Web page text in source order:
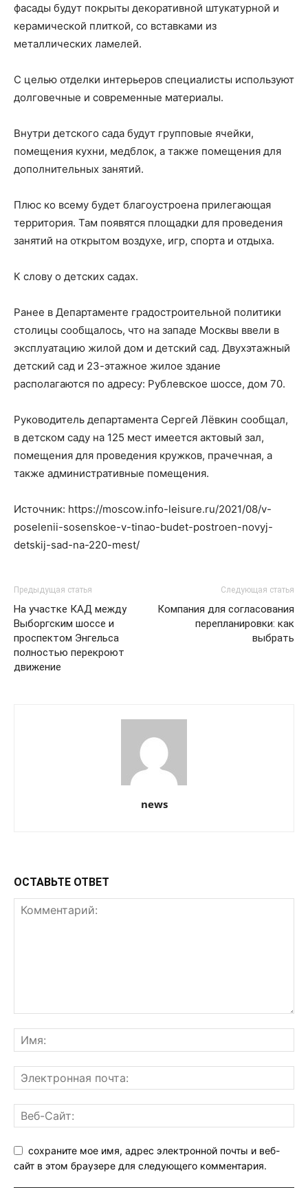
фасады будут покрыты декоративной штукатурной и
керамической плиткой, со вставками из
металлических ламелей.
С целью отделки интерьеров специалисты используют
долговечные и современные материалы.
Внутри детского сада будут групповые ячейки,
помещения кухни, медблок, а также помещения для
дополнительных занятий.
Плюс ко всему будет благоустроена прилегающая
территория. Там появятся площадки для проведения
занятий на открытом воздухе, игр, спорта и отдыха.
К слову о детских садах.
Ранее в Департаменте градостроительной политики
столицы сообщалось, что на западе Москвы ввели в
эксплуатацию жилой дом и детский сад. Двухэтажный
детский сад и 23-этажное жилое здание
располагаются по адресу: Рублевское шоссе, дом 70.
Руководитель департамента Сергей Лёвкин сообщал,
в детском саду на 125 мест имеется актовый зал,
помещения для проведения кружков, прачечная, а
также административные помещения.
Источник: https://moscow.info-leisure.ru/2021/08/v-
poselenii-sosenskoe-v-tinao-budet-postroen-novyj-
detskij-sad-na-220-mest/
Предыдущая статья
На участке КАД между
Выборгским шоссе и
проспектом Энгельса
полностью перекроют
движение
Следующая статья
Компания для согласования
перепланировки: как
выбрать
news
ОСТАВЬТЕ ОТВЕТ
сохраните мое имя, адрес электронной почты и веб-
сайт в этом браузере для следующего комментария.